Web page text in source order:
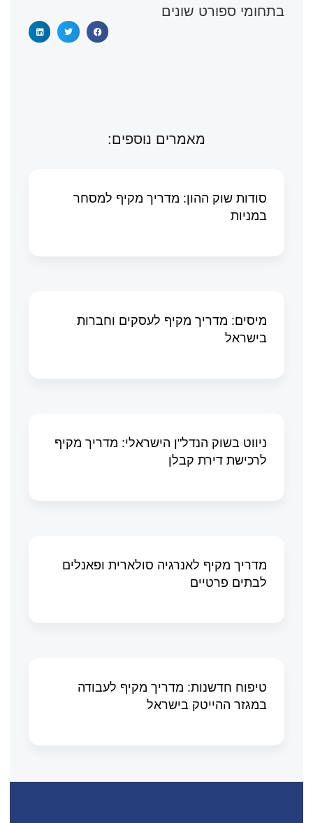
בתחומי ספורט שונים
מאמרים נוספים:
סודות שוק ההון: מדריך מקיף למסחר
במניות
מיסים: מדריך מקיף לעסקים וחברות
בישראל
ניווט בשוק הנדל"ן הישראלי: מדריך מקיף
לרכישת דירת קבלן
מדריך מקיף לאנרגיה סולארית ופאנלים
לבתים פרטיים
טיפוח חדשנות: מדריך מקיף לעבודה
במגזר ההייטק בישראל